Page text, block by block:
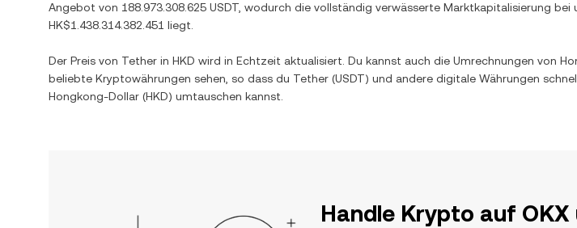
Angebot von 188.973.308.625 USDT , wodurch die vollständig verwässerte Marktkapitalisierung bei
HK$1.438.314.382.451 liegt.
Der Preis von Tether in HKD wird in Echtzeit aktualisiert. Du kannst auch die Umrechnungen von
beliebte Kryptowährungen sehen, so dass du Tether (USDT) und andere digitale Währungen
Hongkong-Dollar (HKD) umtauschen kannst.
Handle Krypto auf